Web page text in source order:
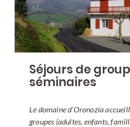
Séjours de
séminaires
Le domaine d’Oronozia
groupes (adultes, enfants,